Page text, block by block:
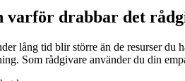
varför drabbar det
lång tid blir större än de resurser
Som rådgivare använder du din